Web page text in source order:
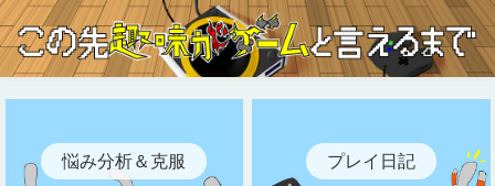
悩み分析＆克服 プレイ日記